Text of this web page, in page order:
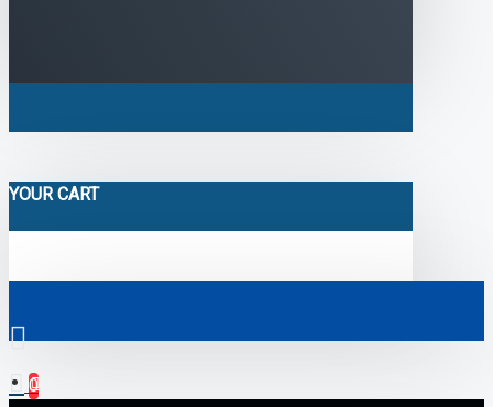
YOUR CART
0